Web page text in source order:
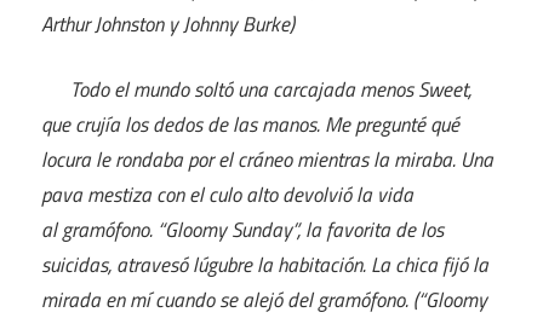
Arthur Johnston y Johnny Burke)
Todo el mundo soltó una carcajada menos Sweet,
que crujía los dedos de las manos. Me pregunté qué
locura le rondaba por el cráneo mientras la miraba. Una
pava mestiza con el culo alto devolvió la vida
al gramófono. “Gloomy Sunday”, la favorita de los
suicidas, atravesó lúgubre la habitación. La chica fijó la
mirada en mí cuando se alejó del gramófono. (“Gloomy